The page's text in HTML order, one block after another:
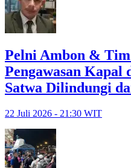
Pelni Ambon &
Pengawasan Kapal
Satwa Dilindungi
22 Juli 2026 - 21:30 WIT